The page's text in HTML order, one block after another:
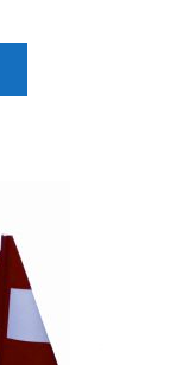
können
auf
der